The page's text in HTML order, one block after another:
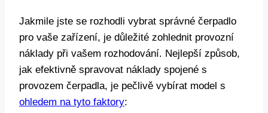
Jakmile jste se rozhodli vybrat správné čerpadlo
pro vaše zařízení, je důležité zohlednit provozní
náklady při vašem rozhodování. Nejlepší způsob,
jak efektivně spravovat náklady spojené s
provozem čerpadla, je pečlivě vybírat model s
ohledem na tyto faktory: